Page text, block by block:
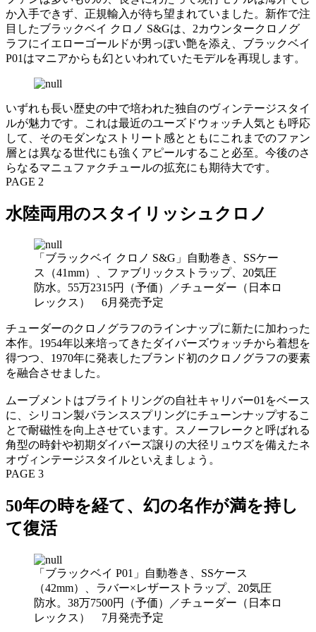
か入手できず、正規輸入が待ち望まれていました。新作で注
目したブラックベイ クロノ S&Gは、2カウンタークロノグ
ラフにイエローゴールドが男っぽい艶を添え、ブラックベイ
P01はマニアからも幻といわれていたモデルを再現します。
いずれも長い歴史の中で培われた独自のヴィンテージスタイ
ルが魅力です。これは最近のユーズドウォッチ人気とも呼応
して、そのモダンなストリート感とともにこれまでのファン
層とは異なる世代にも強くアピールすること必至。今後のさ
らなるマニュファクチュールの拡充にも期待大です。
PAGE 2
水陸両用のスタイリッシュクロノ
「ブラックベイ クロノ S&G」自動巻き、SSケー
ス（41mm）、ファブリックストラップ、20気圧
防水。55万2315円（予価）／チューダー（日本ロ
レックス） 6月発売予定
チューダーのクロノグラフのラインナップに新たに加わった
本作。1954年以来培ってきたダイバーズウォッチから着想を
得つつ、1970年に発表したブランド初のクロノグラフの要素
を融合させました。
ムーブメントはブライトリングの自社キャリバー01をベース
に、シリコン製バランススプリングにチューンナップするこ
とで耐磁性を向上させています。スノーフレークと呼ばれる
角型の時針や初期ダイバーズ譲りの大径リュウズを備えたネ
オヴィンテージスタイルといえましょう。
PAGE 3
50年の時を経て、幻の名作が満を持し
て復活
「ブラックベイ P01」自動巻き、SSケース
（42mm）、ラバー×レザーストラップ、20気圧
防水。38万7500円（予価）／チューダー（日本ロ
レックス） 7月発売予定